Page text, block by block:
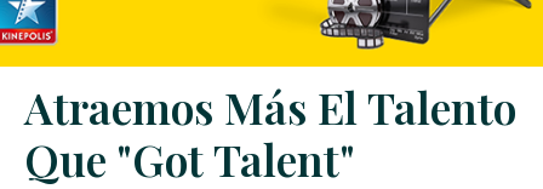
Atraemos Más El Talento
Que "Got Talent"